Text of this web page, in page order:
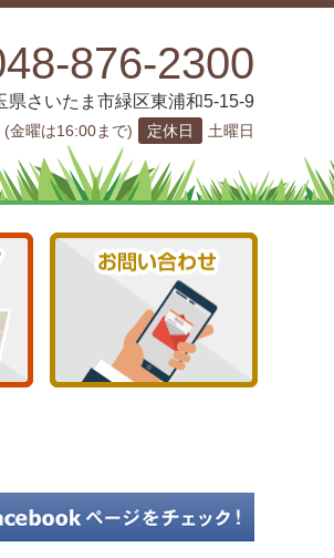
876-2300
県さいたま市緑区東浦和5-15-9
金曜は16:00まで) 定休日 土曜日